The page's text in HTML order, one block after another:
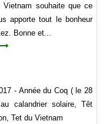
Vietnam souhaite que ce
apporte tout le bonheur
Bonne et...
- Année du Coq ( le 28
calandrier solaire, Têt
Tet du Vietnam